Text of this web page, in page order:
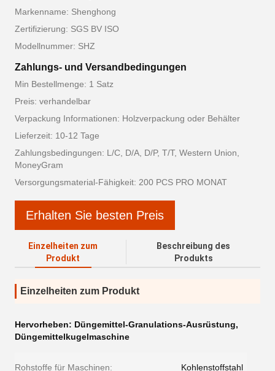
Markenname: Shenghong
Zertifizierung: SGS BV ISO
Modellnummer: SHZ
Zahlungs- und Versandbedingungen
Min Bestellmenge: 1 Satz
Preis: verhandelbar
Verpackung Informationen: Holzverpackung oder Behälter
Lieferzeit: 10-12 Tage
Zahlungsbedingungen: L/C, D/A, D/P, T/T, Western Union,
MoneyGram
Versorgungsmaterial-Fähigkeit: 200 PCS PRO MONAT
Erhalten Sie besten Preis
Einzelheiten zum
Produkt
Beschreibung des
Produkts
Einzelheiten zum Produkt
Hervorheben: Düngemittel-Granulations-Ausrüstung,
Düngemittelkugelmaschine
Rohstoffe für Maschinen: Kohlenstoffstahl